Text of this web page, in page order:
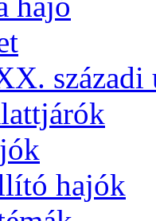
századi
hajók